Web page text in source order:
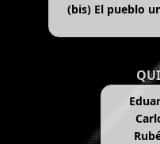
(bis) El pueblo